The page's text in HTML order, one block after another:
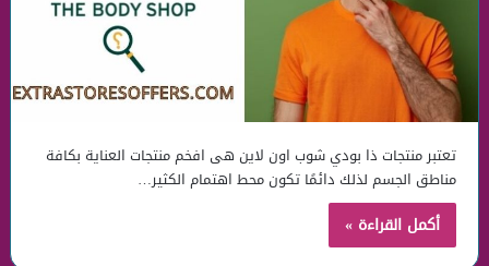
تعتبر منتجات ذا بودي شوب اون لاين هى افخم منتجات العناية بكافة
مناطق الجسم لذلك دائمًا تكون محط اهتمام الكثير…
أكمل القراءة »